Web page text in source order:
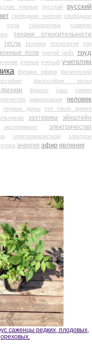
ученые русский
русский
свободная энергия свободное
сила синергетика
славяне
теория относительности
тесла техника технология тор
поля третий рейх труд
учение ученые ученый учителям
физика эфира
физический
философия науки
форекс хаос
химия
цивилизация человек
черные дыры
что такое время
эзотерика
эйнштейн
эксперимент электричество
электромагнетизм
электрон
энергия эфир явления
саженцы редких, плодовых,
ореховых.